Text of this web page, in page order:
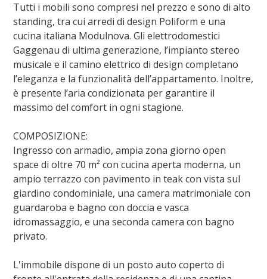
Tutti i mobili sono compresi nel prezzo e sono di alto
standing, tra cui arredi di design Poliform e una
cucina italiana Modulnova. Gli elettrodomestici
Gaggenau di ultima generazione, l’impianto stereo
musicale e il camino elettrico di design completano
l’eleganza e la funzionalità dell’appartamento. Inoltre,
è presente l’aria condizionata per garantire il
massimo del comfort in ogni stagione.
COMPOSIZIONE:
Ingresso con armadio, ampia zona giorno open
space di oltre 70 m² con cucina aperta moderna, un
ampio terrazzo con pavimento in teak con vista sul
giardino condominiale, una camera matrimoniale con
guardaroba e bagno con doccia e vasca
idromassaggio, e una seconda camera con bagno
privato.
L'immobile dispone di un posto auto coperto di